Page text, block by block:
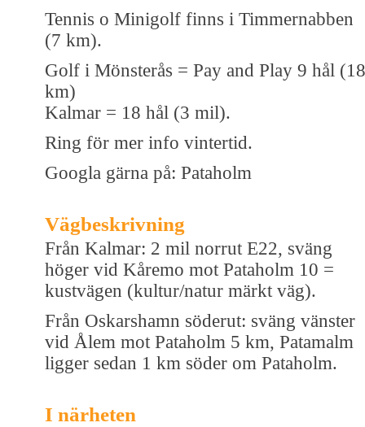
Tennis o Minigolf finns i Timmernabben
(7 km).
Golf i Mönsterås = Pay and Play 9 hål (18
km)
Kalmar = 18 hål (3 mil).
Ring för mer info vintertid.
Googla gärna på: Pataholm
Vägbeskrivning
Från Kalmar: 2 mil norrut E22, sväng
höger vid Kåremo mot Pataholm 10 =
kustvägen (kultur/natur märkt väg).
Från Oskarshamn söderut: sväng vänster
vid Ålem mot Pataholm 5 km, Patamalm
ligger sedan 1 km söder om Pataholm.
I närheten